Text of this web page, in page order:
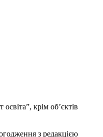
крім об’єктів
з редакцією